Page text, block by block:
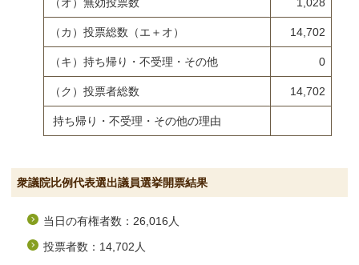
（カ）投票総数（エ＋オ） 14,702
（キ）持ち帰り・不受理・その他 0
（ク）投票者総数 14,702
持ち帰り・不受理・その他の理由
衆議院比例代表選出議員選挙開票結果
当日の有権者数：26,016人
投票者数：14,702人